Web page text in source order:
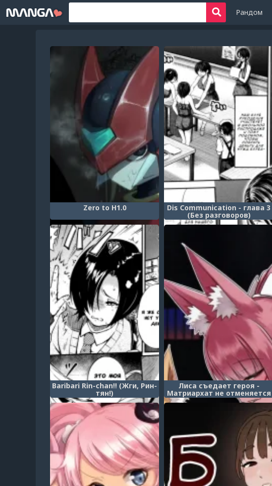
Рандом
Zero to H1.0 Dis Communication - глава 3
(Без разговоров)
Baribari Rin-chan!! (Жги, Рин-
тян!)
Лиса съедает героя -
Матриархат не отменяется
(Kitsune wa Yuusha o Hamu -